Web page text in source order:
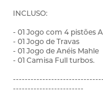
INCLUSO:
- 01 Jogo com 4 pistões
- 01 Jogo de Travas
- 01 Jogo de Anéis Mahle
- 01 Camisa Full turbos.
------------------------